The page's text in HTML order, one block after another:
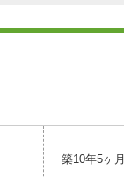
築10年5ヶ月